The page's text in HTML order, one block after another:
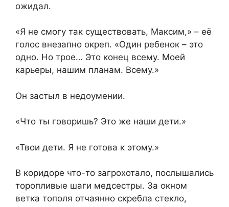
ожидал.
«Я не смогу так существовать, Максим,» – её
голос внезапно окреп. «Один ребенок – это
одно. Но трое… Это конец всему. Моей
карьеры, нашим планам. Всему.»
Он застыл в недоумении.
«Что ты говоришь? Это же наши дети.»
«Твои дети. Я не готова к этому.»
В коридоре что-то загрохотало, послышались
торопливые шаги медсестры. За окном
ветка тополя отчаянно скребла стекло,